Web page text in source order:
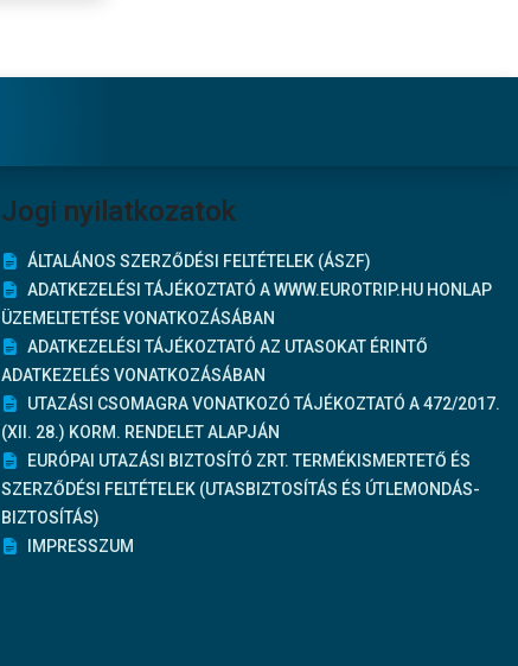
Jogi nyilatkozatok
ÁLTALÁNOS SZERZŐDÉSI FELTÉTELEK (ÁSZF)
ADATKEZELÉSI TÁJÉKOZTATÓ A WWW.EUROTRIP.HU HONLAP
ÜZEMELTETÉSE VONATKOZÁSÁBAN
ADATKEZELÉSI TÁJÉKOZTATÓ AZ UTASOKAT ÉRINTŐ
ADATKEZELÉS VONATKOZÁSÁBAN
UTAZÁSI CSOMAGRA VONATKOZÓ TÁJÉKOZTATÓ A 472/2017.
(XII. 28.) KORM. RENDELET ALAPJÁN
EURÓPAI UTAZÁSI BIZTOSÍTÓ ZRT. TERMÉKISMERTETŐ ÉS
SZERZŐDÉSI FELTÉTELEK (UTASBIZTOSÍTÁS ÉS ÚTLEMONDÁS-
BIZTOSÍTÁS)
IMPRESSZUM